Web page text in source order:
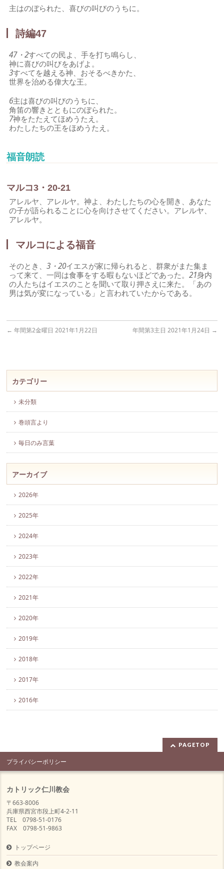
主はのぼられた、喜びの叫びのうちに。
詩編47
47・2すべての民よ、手を打ち鳴らし、
神に喜びの叫びをあげよ。
3すべてを越える神、おそるべきかた、
世界を治める偉大な王。
6主は喜びの叫びのうちに、
角笛の響きとともにのぼられた。
7神をたたえてほめうたえ。
わたしたちの王をほめうたえ。
福音朗読
マルコ3・20-21
アレルヤ、アレルヤ。神よ、わたしたちの心を開き、あなた
の子が語られることに心を向けさせてください。アレルヤ、
アレルヤ。
マルコによる福音
そのとき、3・20イエスが家に帰られると、群衆がまた集ま
って来て、一同は食事をする暇もないほどであった。21身内
の人たちはイエスのことを聞いて取り押さえに来た。「あの
男は気が変になっている」と言われていたからである。
← 年間第2金曜日 2021年1月22日 年間第3主日 2021年1月24日 →
カテゴリー
未分類
巻頭言より
毎日のみ言葉
アーカイブ
2026年
2025年
2024年
2023年
2022年
2021年
2020年
2019年
2018年
2017年
2016年
PAGETOP
プライバシーポリシー
カトリック仁川教会
〒663-8006
兵庫県西宮市段上町4-2-11
TEL 0798-51-0176
FAX 0798-51-9863
トップページ
教会案内